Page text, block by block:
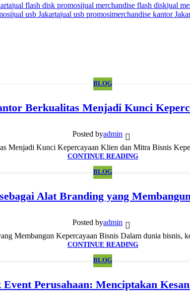
jual flash disk promosijual merchandise flash diskjual
jual usb Jakartajual usb promosimerchandise kantor
BLOG
Berkualitas Menjadi Kunci
Posted byadmin
Menjadi Kunci Kepercayaan Klien dan Mitra Bisnis
CONTINUE READING
BLOG
Alat Branding yang
Posted byadmin
Membangun Kepercayaan Bisnis Dalam dunia bisnis,
CONTINUE READING
BLOG
Perusahaan: Menciptakan